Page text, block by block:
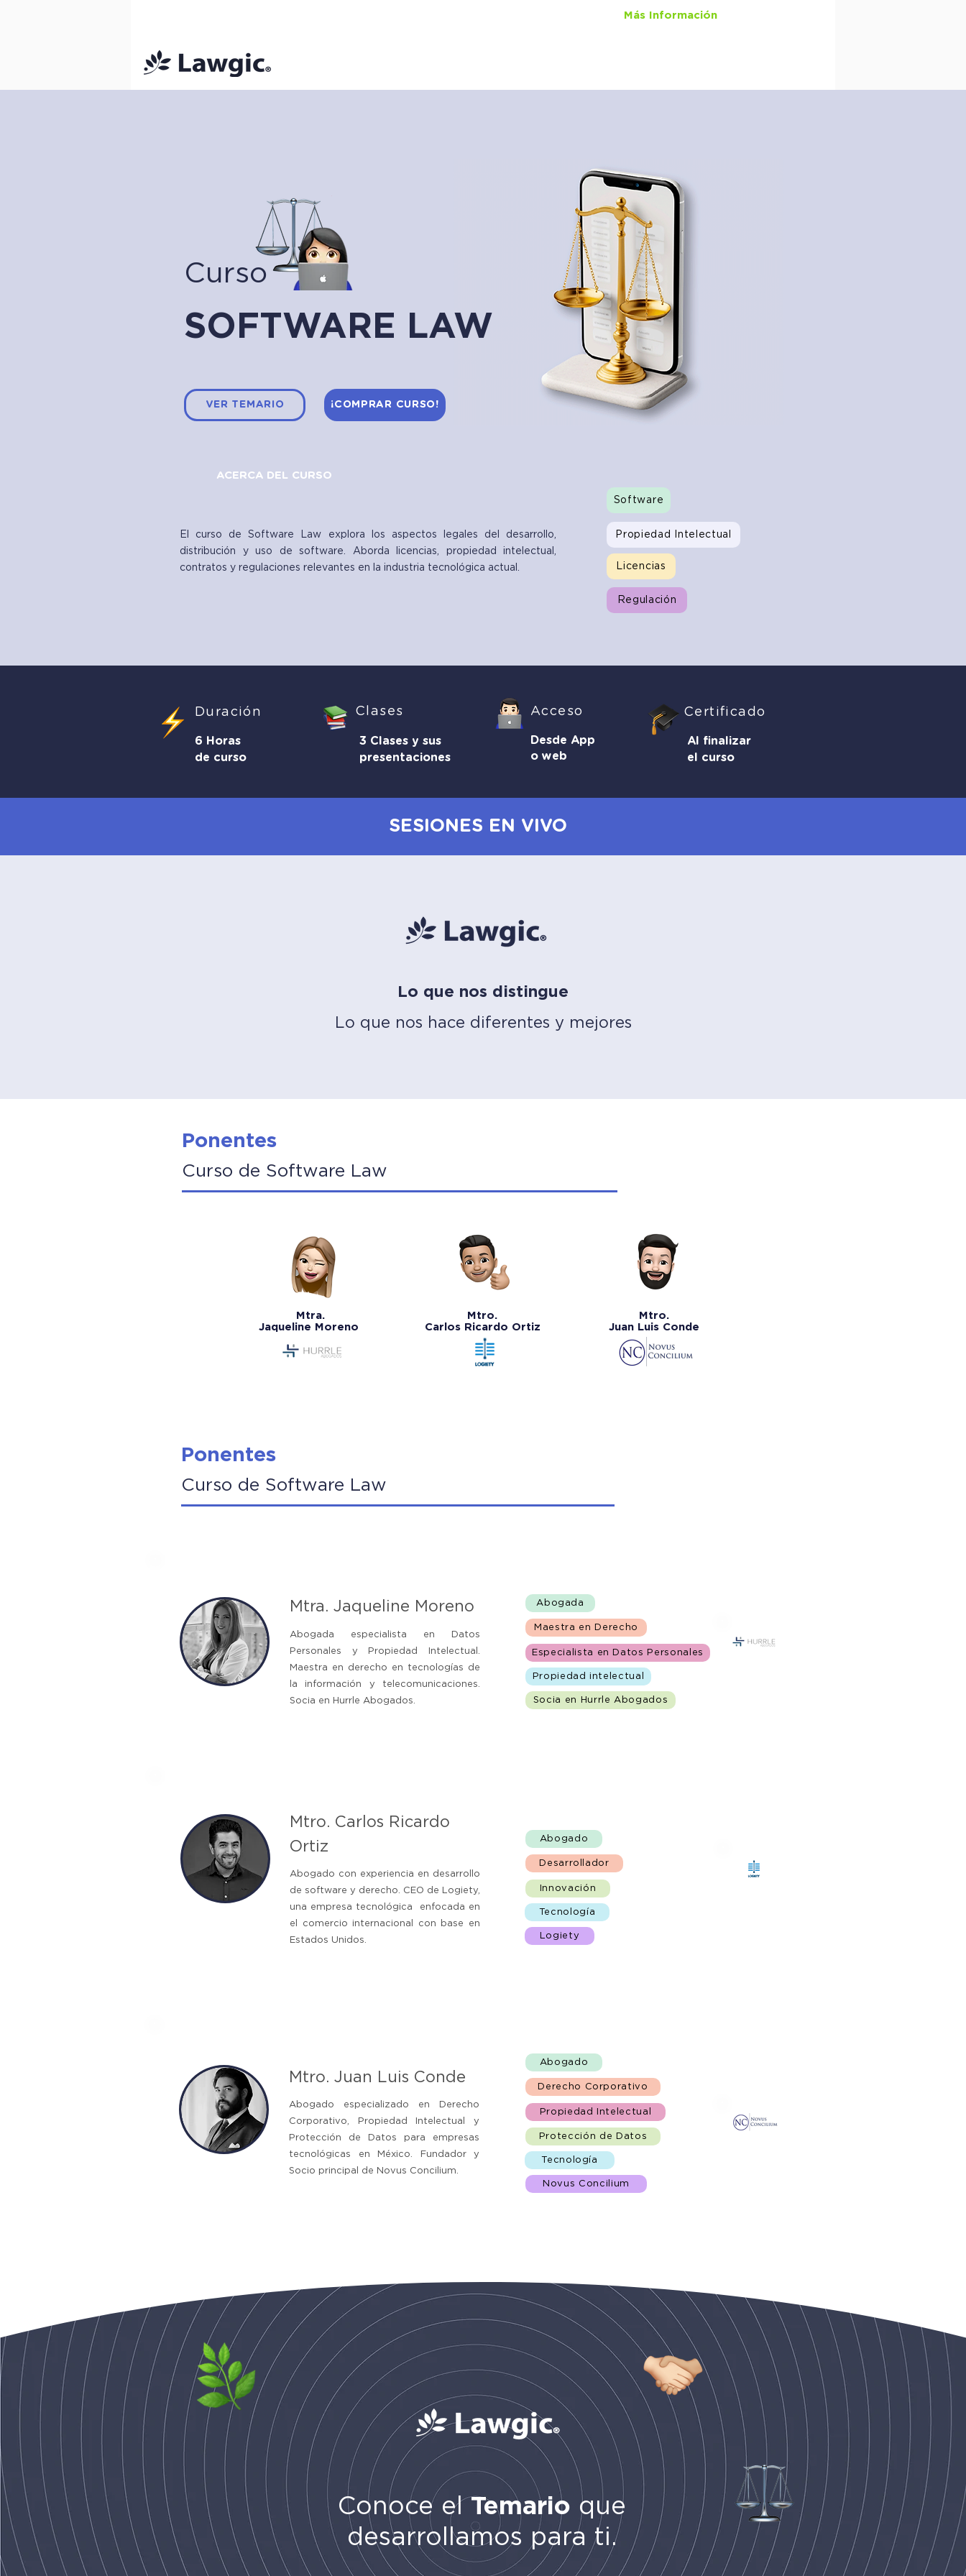
Más Información
ACERCA DEL CURSO
Curso
SOFTWARE LAW
VER TEMARIO ¡COMPRAR CURSO!
El curso de Software Law explora los aspectos legales del desarrollo,
distribución y uso de software. Aborda licencias, propiedad intelectual,
contratos y regulaciones relevantes en la industria tecnológica actual.
Software
Propiedad Intelectual
Licencias
Regulación
Duración
6 Horas
de curso
Clases
3 Clases y sus
presentaciones
Acceso
Desde App
o web
Certificado
Al finalizar
el curso
SESIONES EN VIVO
Lo que nos distingue
Lo que nos hace diferentes y mejores
Ponentes
Curso de Software Law
Mtra. Jaqueline Moreno
Abogada especialista en Datos
Personales y Propiedad Intelectual.
Maestra en derecho en tecnologías de
la información y telecomunicaciones.
Socia en Hurrle Abogados.
Abogada
Maestra en Derecho
Especialista en Datos Personales
Propiedad intelectual
Socia en Hurrle Abogados
Mtro. Carlos Ricardo
Ortiz
Abogado con experiencia en desarrollo
de software y derecho. CEO de Logiety,
una empresa tecnológica enfocada en
el comercio internacional con base en
Estados Unidos.
Abogado
Desarrollador
Innovación
Tecnología
Logiety
Mtro. Juan Luis Conde
Abogado especializado en Derecho
Corporativo, Propiedad Intelectual y
Protección de Datos para empresas
tecnológicas en México. Fundador y
Socio principal de Novus Concilium.
Abogado
Derecho Corporativo
Propiedad Intelectual
Protección de Datos
Tecnología
Novus Concilium
Ponentes
Curso de Software Law
Mtra.
Jaqueline Moreno
Mtro.
Carlos Ricardo Ortiz
Mtro.
Juan Luis Conde
Conoce elTemario que
desarrollamos para ti.